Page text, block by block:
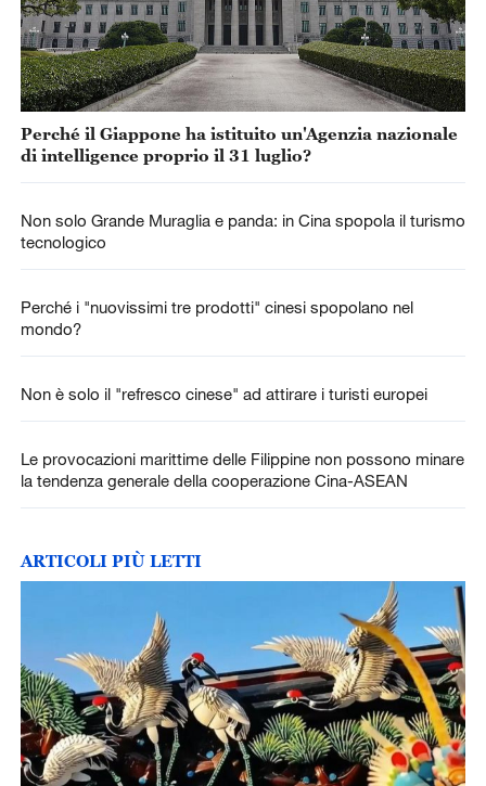
Perché il Giappone ha istituito un'Agenzia nazionale
di intelligence proprio il 31 luglio?
Non solo Grande Muraglia e panda: in Cina spopola il turismo
tecnologico
Perché i "nuovissimi tre prodotti" cinesi spopolano nel
mondo?
Non è solo il "refresco cinese" ad attirare i turisti europei
Le provocazioni marittime delle Filippine non possono minare
la tendenza generale della cooperazione Cina-ASEAN
ARTICOLI PIÙ LETTI